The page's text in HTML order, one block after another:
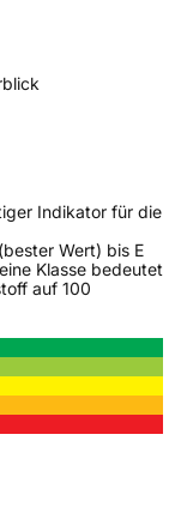
Indikator für die
Wert) bis E
Klasse bedeutet
auf 100